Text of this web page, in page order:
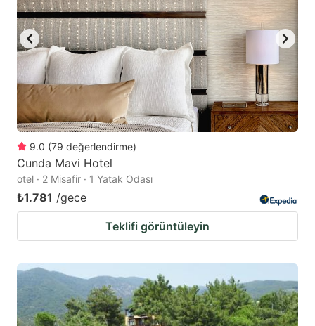
9.0 (79 değerlendirme)
Cunda Mavi Hotel
otel · 2 Misafir · 1 Yatak Odası
₺1.781 /gece
Teklifi görüntüleyin